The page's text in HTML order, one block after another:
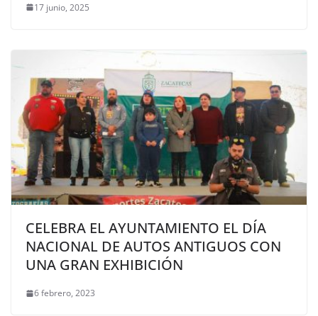
17 junio, 2025
CELEBRA EL AYUNTAMIENTO EL DÍA
NACIONAL DE AUTOS ANTIGUOS CON
UNA GRAN EXHIBICIÓN
6 febrero, 2023